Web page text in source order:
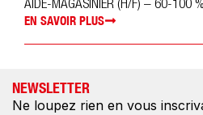
AIDE-MAGASINIER (H/F) – 60-100 %
EN SAVOIR PLUS
NEWSLETTER
Ne loupez rien en vous